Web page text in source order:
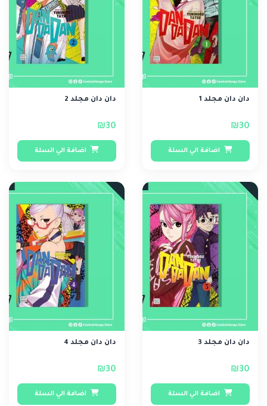
دان دان مجلد 1
₪30
اضافة الي السلة
دان دان مجلد 2
₪30
اضافة الي السلة
دان دان مجلد 3
₪30
اضافة الي السلة
دان دان مجلد 4
₪30
اضافة الي السلة